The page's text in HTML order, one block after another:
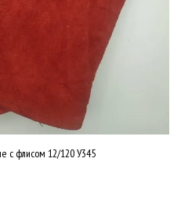
c флисом 12/120 У345